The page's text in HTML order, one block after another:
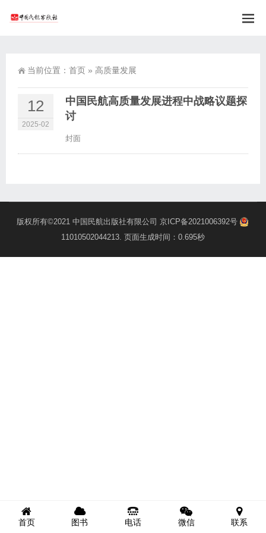
当前位置： 首页 » 高质量发展
12
2025-02
中国民航高质量发展进程中战略议题探
讨
封面
版权所有©2021 中国民航出版社有限公司 京ICP备2021006392号
11010502044213. 页面生成时间：0.695秒
首页 图书 电话 微信 联系